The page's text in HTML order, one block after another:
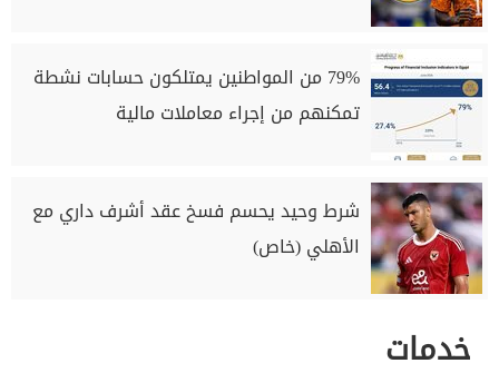
79% من المواطنين يمتلكون حسابات نشطة
تمكنهم من إجراء معاملات مالية
شرط وحيد يحسم فسخ عقد أشرف داري مع
الأهلي (خاص)
خدمات